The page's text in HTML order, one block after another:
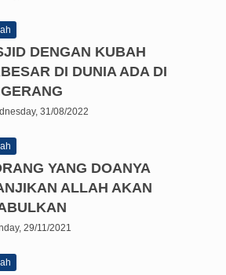
DENGAN KUBAH
DI DUNIA ADA DI
31/08/2022
YANG DOANYA
ALLAH AKAN
29/11/2021